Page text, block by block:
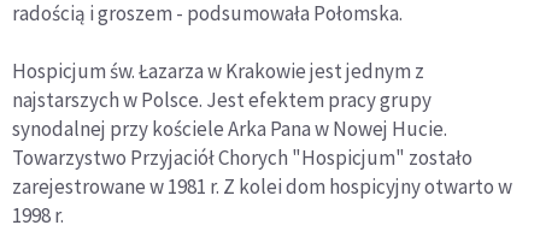
radością i groszem - podsumowała Połomska.
Hospicjum św. Łazarza w Krakowie jest jednym z
najstarszych w Polsce. Jest efektem pracy grupy
synodalnej przy kościele Arka Pana w Nowej Hucie.
Towarzystwo Przyjaciół Chorych "Hospicjum" zostało
zarejestrowane w 1981 r. Z kolei dom hospicyjny otwarto w
1998 r.